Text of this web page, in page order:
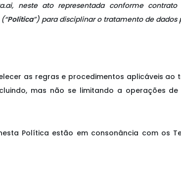
neste ato representada conforme
Política”) para disciplinar o tratamento de
as regras e procedimentos aplicáveis
mas não se limitando a operações
Política estão em consonância com os